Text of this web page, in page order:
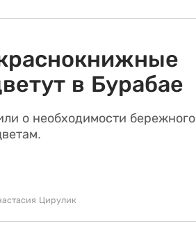
в Бурабае
о необходимости бережного
Цирулик